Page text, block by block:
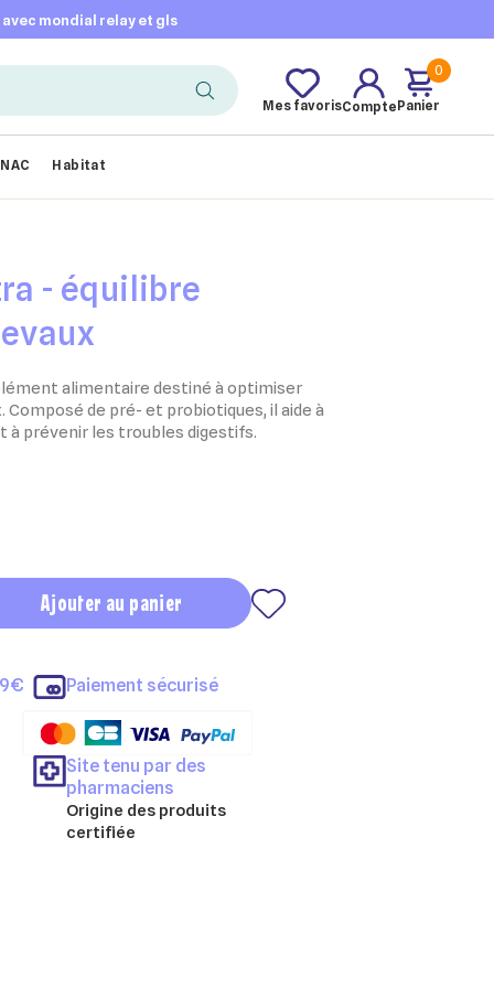
mondial relay et gls
Mes favorisCompte
0
Panier
NAC Habitat
- équilibre
alimentaire destiné à optimiser
de pré- et probiotiques, il aide à
prévenir les troubles digestifs.
Ajouter au panier
Paiement sécurisé
Site tenu par des
pharmaciens
Origine des produits
certifiée